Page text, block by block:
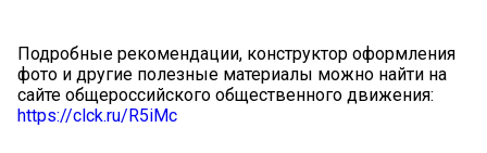
Подробные рекомендации, конструктор оформления
фото и другие полезные материалы можно найти на
сайте общероссийского общественного движения:
https://clck.ru/R5iMc